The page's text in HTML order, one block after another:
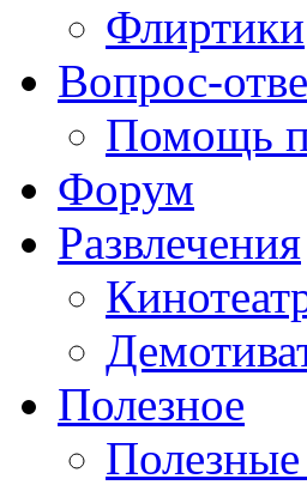
Флиртики
Вопрос-
Помощь
Форум
Развлечения
Полезное
Полезные